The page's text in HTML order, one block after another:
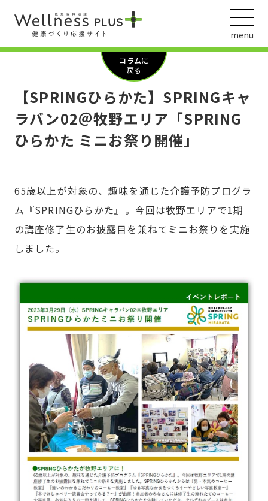
menu
コラムに
戻る
【SPRINGひらかた】SPRINGキャ
ラバン02＠牧野エリア「SPRING
ひらかた ミニお祭り開催」
65歳以上が対象の、趣味を通じた介護予防プログラ
ム『SPRINGひらかた』。今回は牧野エリアで1期
の講座修了生のお披露目を兼ねてミニお祭りを実施
しました。
ウェルネス動画
ヘルスケアの取組